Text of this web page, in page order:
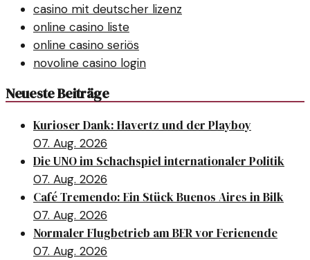
casino mit deutscher lizenz
online casino liste
online casino seriös
novoline casino login
Neueste Beiträge
Kurioser Dank: Havertz und der Playboy
07. Aug. 2026
Die UNO im Schachspiel internationaler Politik
07. Aug. 2026
Café Tremendo: Ein Stück Buenos Aires in Bilk
07. Aug. 2026
Normaler Flugbetrieb am BER vor Ferienende
07. Aug. 2026